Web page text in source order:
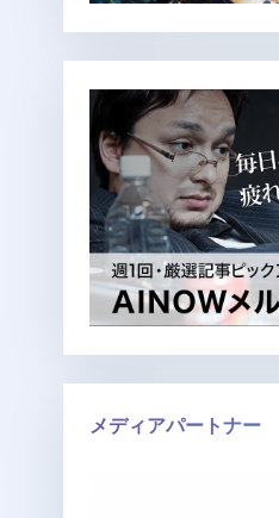
メディアパートナー